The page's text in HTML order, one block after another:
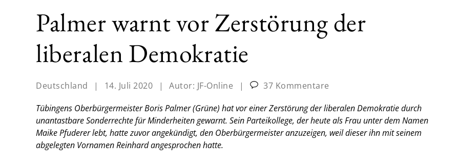
Palmer warnt vor Zerstörung der
liberalen Demokratie
Deutschland | 14. Juli 2020 | Autor: JF-Online |
37 Kommentare
Tübingens Oberbürgermeister Boris Palmer (Grüne) hat vor einer Zerstörung der liberalen Demokratie durch
unantastbare Sonderrechte für Minderheiten gewarnt. Sein Parteikollege, der heute als Frau unter dem Namen
Maike Pfuderer lebt, hatte zuvor angekündigt, den Oberbürgermeister anzuzeigen, weil dieser ihn mit seinem
abgelegten Vornamen Reinhard angesprochen hatte.